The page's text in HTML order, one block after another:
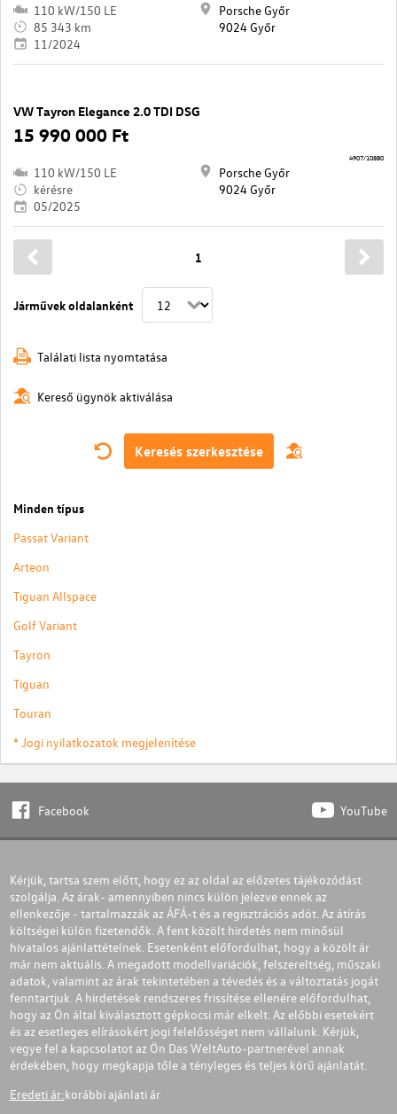
110 kW/150 LE
85 343 km
11/2024
Porsche Győr
9024 Győr
VW Tayron Elegance 2.0 TDI DSG
15 990 000 Ft
110 kW/150 LE
kérésre
05/2025
Porsche Győr
9024 Győr
4907/10880
Járművek oldalanként
1
Találati lista nyomtatása
Kereső ügynök aktiválása
Keresés szerkesztése
Minden típus
Passat Variant
Arteon
Tiguan Allspace
Golf Variant
Tayron
Tiguan
Touran
* Jogi nyilatkozatok megjelenítése
Facebook YouTube
Kérjük, tartsa szem előtt, hogy ez az oldal az előzetes tájékozódást
szolgálja. Az árak- amennyiben nincs külön jelezve ennek az
ellenkezője - tartalmazzák az ÁFÁ-t és a regisztrációs adót. Az átírás
költségei külön fizetendők. A fent közölt hirdetés nem minősül
hivatalos ajánlattételnek. Esetenként előfordulhat, hogy a közölt ár
már nem aktuális. A megadott modellvariációk, felszereltség, műszaki
adatok, valamint az árak tekintetében a tévedés és a változtatás jogát
fenntartjuk. A hirdetések rendszeres frissítése ellenére előfordulhat,
hogy az Ön által kiválasztott gépkocsi már elkelt. Az előbbi esetekért
és az esetleges elírásokért jogi felelősséget nem vállalunk. Kérjük,
vegye fel a kapcsolatot az Ön Das WeltAuto-partnerével annak
érdekében, hogy megkapja tőle a tényleges és teljes körű ajánlatát.
Eredeti ár:korábbi ajánlati ár